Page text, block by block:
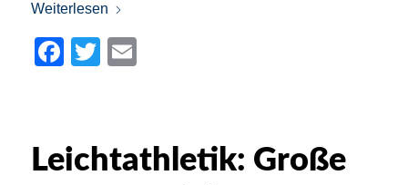
Weiterlesen
Facebook
Twitter
Leichtathletik: Große